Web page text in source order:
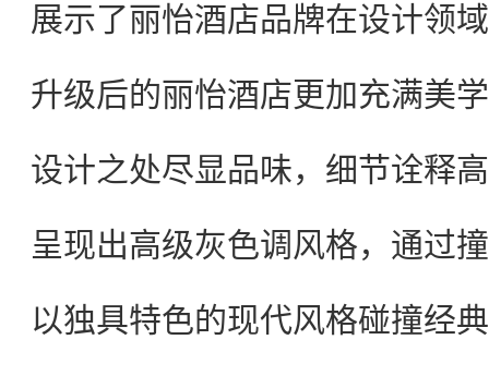
展示了丽怡酒店品牌在设计领
升级后的丽怡酒店更加充满美
设计之处尽显品味，细节诠释
呈现出高级灰色调风格，通过
以独具特色的现代风格碰撞经